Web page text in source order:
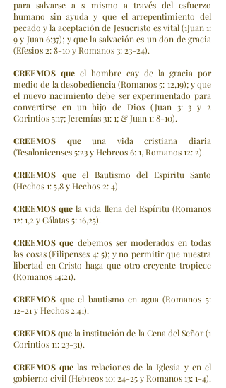
para salvarse a s mismo a través del esfuerzo
humano sin ayuda y que el arrepentimiento del
pecado y la aceptación de Jesucristo es vital (1Juan 1:
9 y Juan 6:37); y que la salvación es un don de gracia
(Efesios 2: 8-10 y Romanos 3: 23-24).
CREEMOS que el hombre cay de la gracia por
medio de la desobediencia (Romanos 5: 12,19); y que
el nuevo nacimiento debe ser experimentado para
convertirse en un hijo de Dios (Juan 3: 3 y 2
Corintios 5:17; Jeremías 31: 1; & Juan 1: 8-10).
CREEMOS queuna vida cristiana diaria
(Tesalonicenses 5:23 y Hebreos 6: 1, Romanos 12: 2).
CREEMOS queel Bautismo del Espíritu Santo
(Hechos 1: 5,8 y Hechos 2: 4).
CREEMOS que la vida llena del Espíritu (Romanos
12: 1,2 y Gálatas 5: 16,25).
CREEMOS que debemos ser moderados en todas
las cosas (Filipenses 4: 5); y no permitir que nuestra
libertad en Cristo haga que otro creyente tropiece
(Romanos 14:21).
CREEMOS queel bautismo en agua (Romanos 5:
12-21 y Hechos 2:41).
CREEMOSquela institución de la Cena del Señor (1
Corintios 11: 23-31).
CREEMOS que las relaciones de la Iglesia y en el
gobierno civil (Hebreos 10: 24-25 y Romanos 13: 1-4).